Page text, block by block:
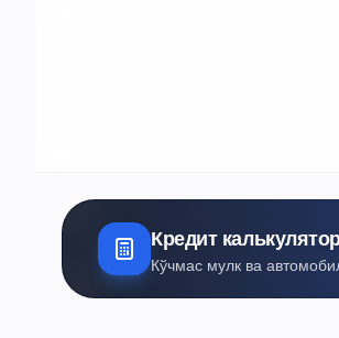
Кредит
Кўчмас мулк ва